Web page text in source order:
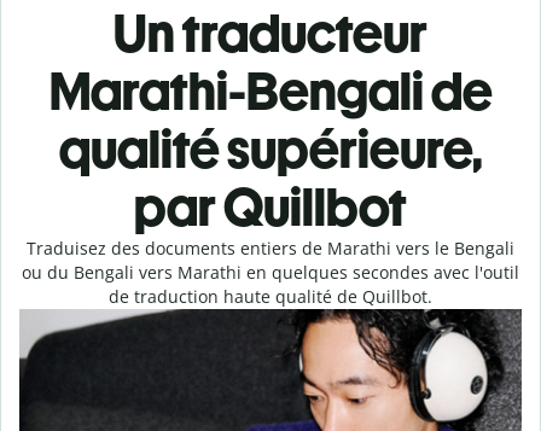
Un traducteur
Marathi-Bengali de
qualité supérieure,
par Quillbot
Traduisez des documents entiers de Marathi vers le Bengali
ou du Bengali vers Marathi en quelques secondes avec l'outil
de traduction haute qualité de Quillbot.